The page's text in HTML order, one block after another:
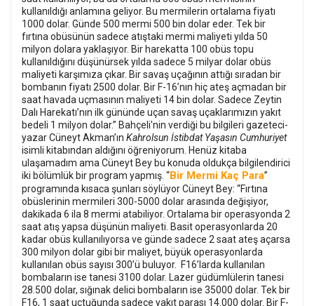
kullanıldığı anlamına geliyor. Bu mermilerin ortalama fiyatı
1000 dolar. Günde 500 mermi 500 bin dolar eder. Tek bir
fırtına obüsünün sadece atıştaki mermi maliyeti yılda 50
milyon dolara yaklaşıyor. Bir harekatta 100 obüs topu
kullanıldığını düşünürsek yılda sadece 5 milyar dolar obüs
maliyeti karşımıza çıkar. Bir savaş uçağının attığı sıradan bir
bombanın fiyatı 2500 dolar. Bir F-16’nın hiç ateş açmadan bir
saat havada uçmasının maliyeti 14 bin dolar. Sadece Zeytin
Dalı Harekatı’nın ilk gününde uçan savaş uçaklarımızın yakıt
bedeli 1 milyon dolar.” Bahçeli'nin verdiği bu bilgileri gazeteci-
yazar Cüneyt Akman’ın Kahrolsun İstibdat Yaşasın Cumhuriyet
isimli kitabından aldığını öğreniyorum. Henüz kitaba
ulaşamadım ama Cüneyt Bey bu konuda oldukça bilgilendirici
iki bölümlük bir program yapmış. “Bir Mermi Kaç Para”
programında kısaca şunları söylüyor Cüneyt Bey: “Fırtına
obüslerinin mermileri 300-5000 dolar arasında değişiyor,
dakikada 6 ila 8 mermi atabiliyor. Ortalama bir operasyonda 2
saat atış yapsa düşünün maliyeti. Basit operasyonlarda 20
kadar obüs kullanılıyorsa ve günde sadece 2 saat ateş açarsa
300 milyon dolar gibi bir maliyet, büyük operasyonlarda
kullanılan obüs sayısı 300’ü buluyor. F16’larda kullanılan
bombaların ise tanesi 3100 dolar. Lazer güdümlülerin tanesi
28.500 dolar, sığınak delici bombaların ise 35000 dolar. Tek bir
F16, 1 saat uçtuğunda sadece yakıt parası 14.000 dolar. Bir F-